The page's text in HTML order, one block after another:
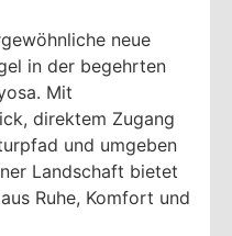
neue
in der begehrten
Mit
direktem Zugang
und umgeben
Landschaft bietet
Ruhe, Komfort und